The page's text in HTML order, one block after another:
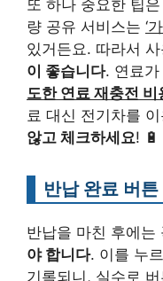
또 하나 중요한 팁은
량 공유 서비스는 ‘
있거든요. 따라서
이 좋습니다. 연료가
도한 연료 재충전 비
료 대신 전기차를
않고 체크하세요! 🔋
반납 완료 버튼
반납을 마친 후에는
야 합니다. 이를 누
기록되니, 실수로